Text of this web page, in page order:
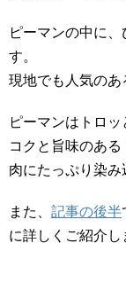
ピーマンの中に
す。
現地でも人気のあ
ピーマンはトロッ
コクと旨味のあ
肉にたっぷり染み
また、 記事の後半
に詳しくご紹介し